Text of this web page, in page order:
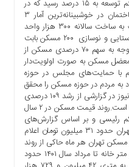
ساختمان با رشد ۵ برابری در برنامه هفتم توسعه به ۱۵ درصد رسید که در
سال‌های اخیر حداکثر صنعتی‌سازی ساختمان در خوشبینانه‌ترین آمار ۳
درصد بوده است. همچنین دولت مکلف به ساخت سالانه ۳۰۰ هزار واحد
مسکن شهری، ساخت ۲۰۰ هزار واحد روستایی و نوسازی ۲۰۰ مسکن بابت
فرسوده شد.وی در پایان تاکید کرد: با توجه به سهم ۷۰ درصدی مسکن از
معضل مسکن به صورت اولویت‌دار
با حمایت‌های مجلس در حوزه
به مردم در حوزه مسکن را محقق
کند.این گفته‌ها در حالی است که تجارت‌نیوز در گزارشی از رشد ۱۰۹ درصدی
قیمت مسکن در دولت رئیسی خبر داده است.روند قیمت مسکن در ۲ سال
رئیسی و بر اساس گزارش‌های
بانک مرکزی قیمت هر متر مسکن در تهران حدود ۳۱ میلیون تومان اعلام
تهران هر ماه حاکی از روند
صعودی قیمت بود تا آنجا که قیمت هر متر خانه تا مرداد سال ۱۴۰۱ حدود